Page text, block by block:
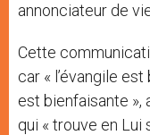
annonciateur de
Cette
car « l’évangile
est bienfaisante »,
qui « trouve en Lui